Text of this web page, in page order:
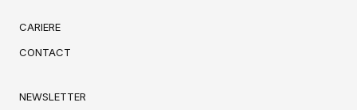
CARIERE
CONTACT
NEWSLETTER